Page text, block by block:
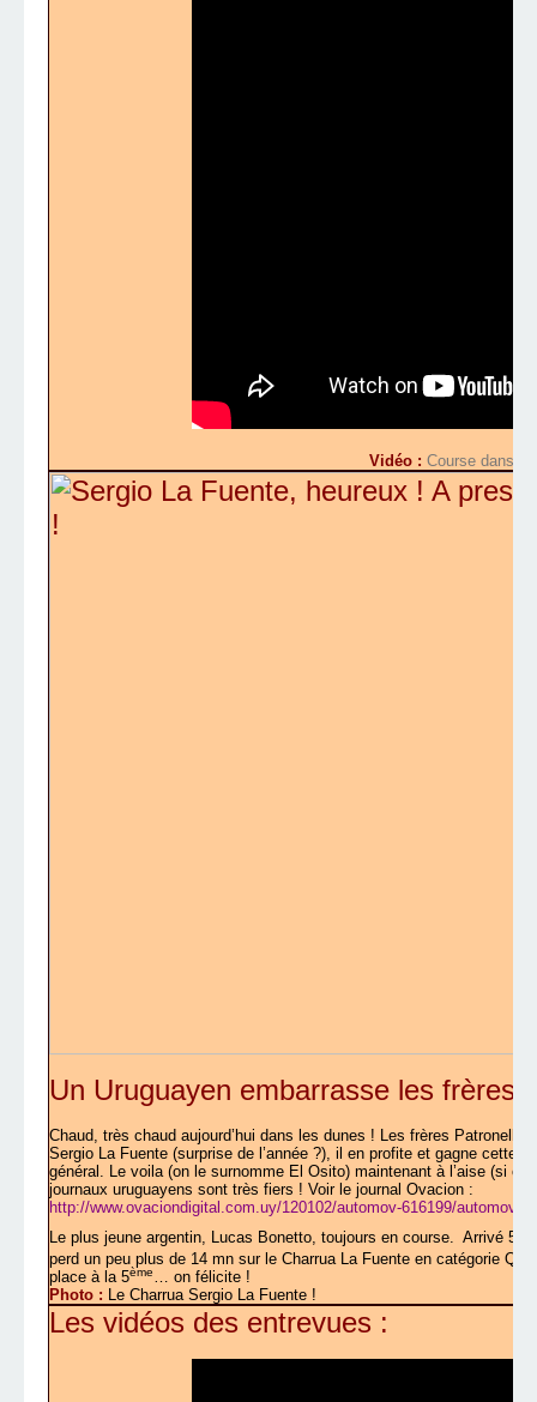
Vidéo : Course dans le
Un Uruguayen embarrasse les frères
Chaud, très chaud aujourd’hui dans les dunes ! Les frères Patronelli
Sergio La Fuente (surprise de l’année ?), il en profite et gagne cette
général. Le voila (on le surnomme El Osito) maintenant à l’aise (si
journaux uruguayens sont très fiers ! Voir le journal Ovacion :
http://www.ovaciondigital.com.uy/120102/automov-616199/
Le plus jeune argentin, Lucas Bonetto, toujours en course. Arrivé 5
perd un peu plus de 14 mn sur le Charrua La Fuente en catégorie
place à la 5ème… on félicite !
Photo : Le Charrua Sergio La Fuente !
Les vidéos des entrevues :